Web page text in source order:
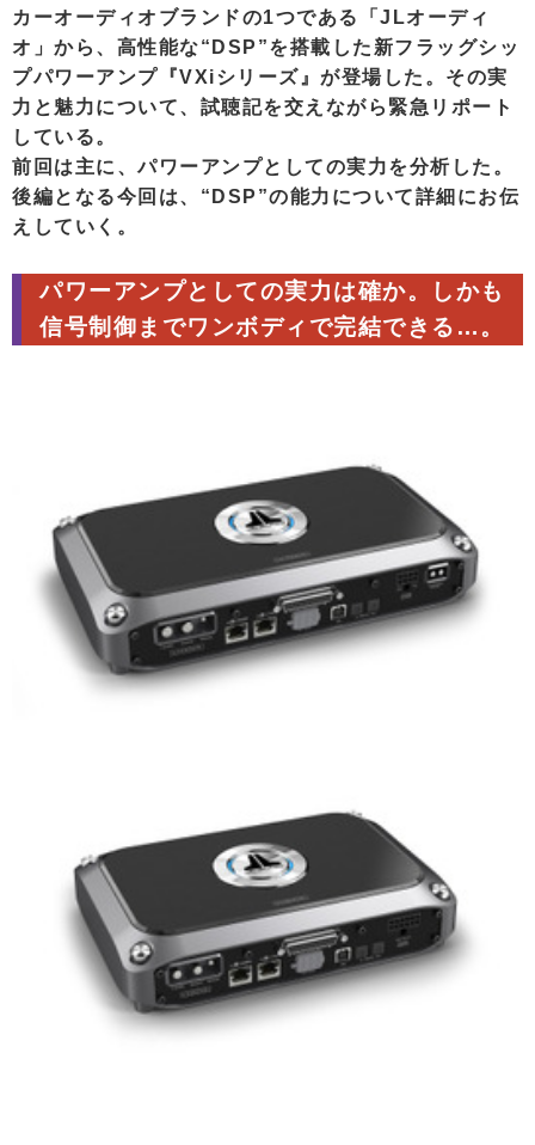
カーオーディオブランドの1つである「JLオーディ
オ」から、高性能な“DSP”を搭載した新フラッグシッ
プパワーアンプ『VXiシリーズ』が登場した。その実
力と魅力について、試聴記を交えながら緊急リポート
している。
前回は主に、パワーアンプとしての実力を分析した。
後編となる今回は、“DSP”の能力について詳細にお伝
えしていく。
パワーアンプとしての実力は確か。しかも
信号制御までワンボディで完結できる…。